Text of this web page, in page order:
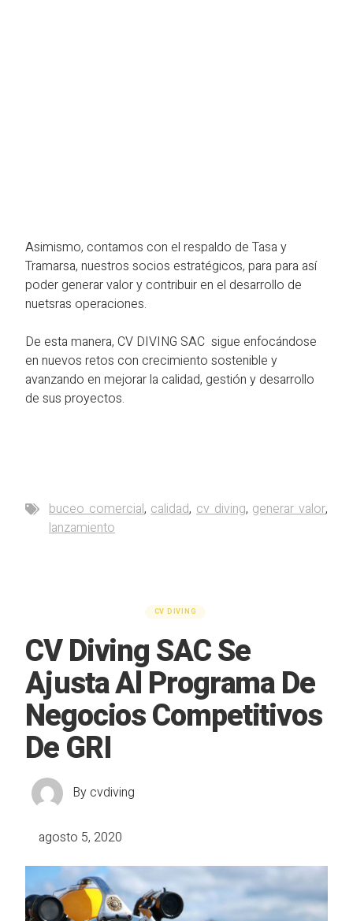
Asimismo, contamos con el respaldo de Tasa y
Tramarsa, nuestros socios estratégicos, para para así
poder generar valor y contribuir en el desarrollo de
nuetsras operaciones.
De esta manera, CV DIVING SAC sigue enfocándose
en nuevos retos con crecimiento sostenible y
avanzando en mejorar la calidad, gestión y desarrollo
de sus proyectos.
buceo comercial,calidad,cv diving, generar valor,
lanzamiento
CV DIVING
CV Diving SAC Se
Ajusta Al Programa De
Negocios Competitivos
De GRI
Bycvdiving
agosto 5, 2020